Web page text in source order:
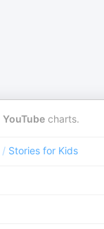
YouTube charts.
/ Stories for Kids